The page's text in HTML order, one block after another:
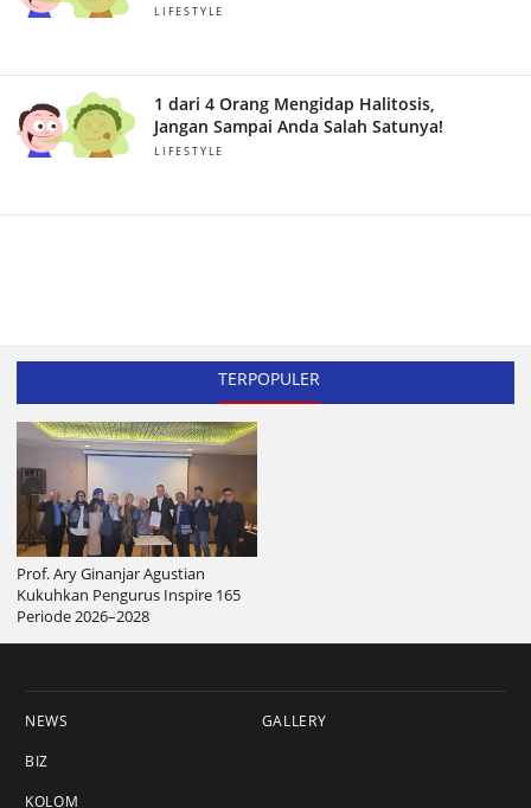
LIFESTYLE
1 dari 4 Orang Mengidap Halitosis,
Jangan Sampai Anda Salah Satunya!
LIFESTYLE
TERPOPULER
Prof. Ary Ginanjar Agustian
Kukuhkan Pengurus Inspire 165
Periode 2026–2028
NEWS
BIZ
KOLOM
GALLERY